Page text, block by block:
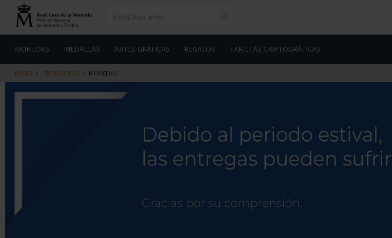
contenido
de
MONEDAS MEDALLAS ARTES GRÁFICAS REGALOS TARJETAS CRIPTOGRÁFICAS
INICIO PRODUCTOS MONEDAS